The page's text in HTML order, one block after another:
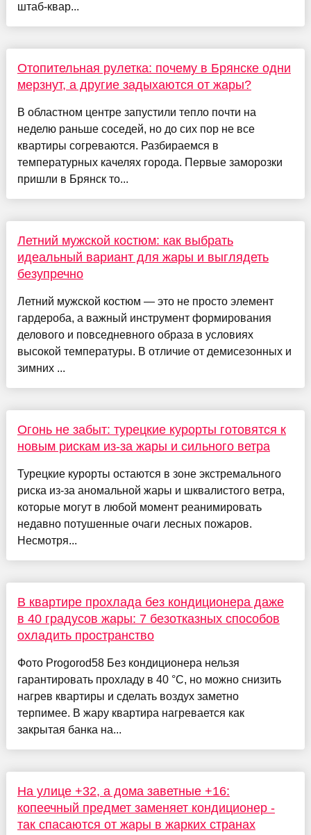
штаб-квар...
Отопительная рулетка: почему в Брянске одни
мерзнут, а другие задыхаются от жары?
В областном центре запустили тепло почти на
неделю раньше соседей, но до сих пор не все
квартиры согреваются. Разбираемся в
температурных качелях города. Первые заморозки
пришли в Брянск то...
Летний мужской костюм: как выбрать
идеальный вариант для жары и выглядеть
безупречно
Летний мужской костюм — это не просто элемент
гардероба, а важный инструмент формирования
делового и повседневного образа в условиях
высокой температуры. В отличие от демисезонных и
зимних ...
Огонь не забыт: турецкие курорты готовятся к
новым рискам из-за жары и сильного ветра
Турецкие курорты остаются в зоне экстремального
риска из-за аномальной жары и шквалистого ветра,
которые могут в любой момент реанимировать
недавно потушенные очаги лесных пожаров.
Несмотря...
В квартире прохлада без кондиционера даже
в 40 градусов жары: 7 безотказных способов
охладить пространство
Фото Progorod58 Без кондиционера нельзя
гарантировать прохладу в 40 °C, но можно снизить
нагрев квартиры и сделать воздух заметно
терпимее. В жару квартира нагревается как
закрытая банка на...
На улице +32, а дома заветные +16:
копеечный предмет заменяет кондиционер -
так спасаются от жары в жарких странах